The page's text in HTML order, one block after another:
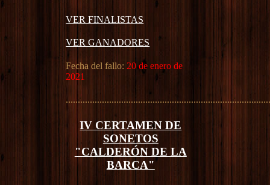
VER FINALISTAS
VER GANADORES
Fecha del fallo: 20 de enero de
2021
IV CERTAMEN DE
SONETOS
"CALDERÓN DE LA
BARCA"